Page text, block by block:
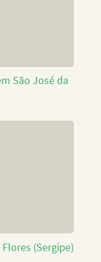
São José da
(Sergipe)